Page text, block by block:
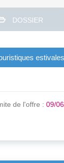
DOSSIER
de l'offre :09/